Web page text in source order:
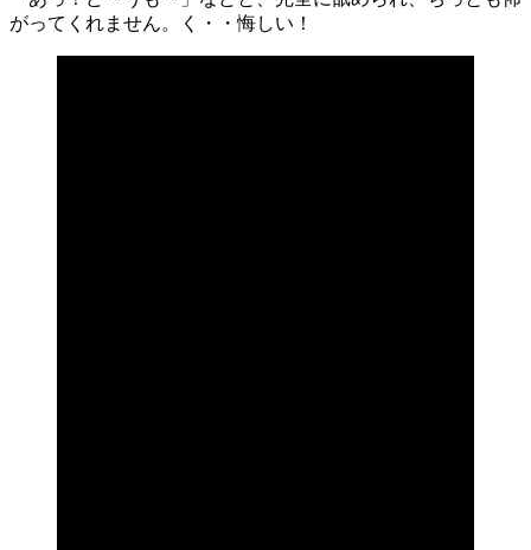
がってくれません。く・・悔しい！